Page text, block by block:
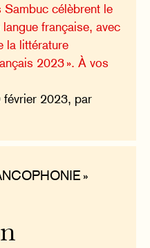
célèbrent le
française, avec
la littérature
2023 ». À vos
février 2023, par
»